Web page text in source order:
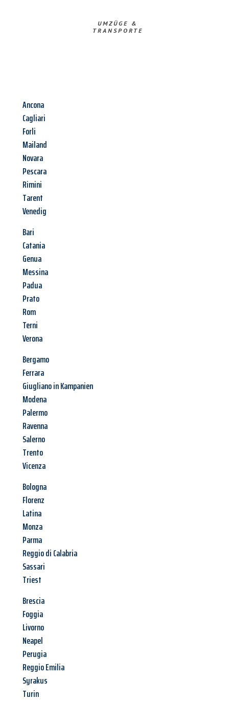
UMZÜGE &
TRANSPORTE
Ancona
Cagliari
Forli
Mailand
Novara
Pescara
Rimini
Tarent
Venedig
Bari
Catania
Genua
Messina
Padua
Prato
Rom
Terni
Verona
Bergamo
Ferrara
Giugliano in Kampanien
Modena
Palermo
Ravenna
Salerno
Trento
Vicenza
Bologna
Florenz
Latina
Monza
Parma
Reggio di Calabria
Sassari
Triest
Brescia
Foggia
Livorno
Neapel
Perugia
Reggio Emilia
Syrakus
Turin